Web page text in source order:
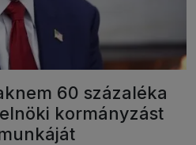
60 százaléka
kormányzást